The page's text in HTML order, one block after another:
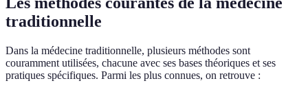
traditionnelle
Dans la médecine traditionnelle, plusieurs méthodes sont
couramment utilisées, chacune avec ses bases théoriques et ses
pratiques spécifiques. Parmi les plus connues, on retrouve :